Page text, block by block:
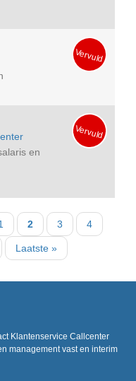
Vervuld
Vervuld
en
Huidige
pagina
2 Pagina
3 Pagina
4
Laatste
pagina
Laatste »
Klantenservice Callcenter
management vast en interim